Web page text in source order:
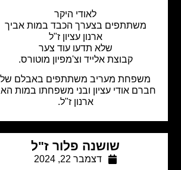
לאודי היקר
משתתפים בצערך הכבד במות אביך
ארנון עציון ז"ל
שלא תדעו עוד צער
קבוצת אלייד וצ'מפיון מוטורס.
מעריב משתתפים באבלם של
אודי עציון ובני משפחתו במות האב
ז"ל.
שושנה פלור ז"ל
דצמבר 22, 2024